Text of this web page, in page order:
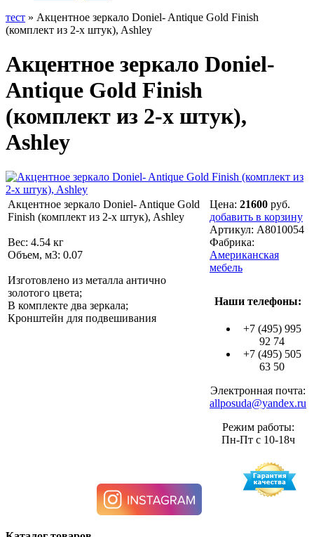
тест » Акцентное зеркало Doniel- Antique Gold Finish
(комплект из 2-х штук), Ashley
Акцентное зеркало Doniel-
Antique Gold Finish
(комплект из 2-х штук),
Ashley
Акцентное зеркало Doniel- Antique Gold
Finish (комплект из 2-х штук), Ashley
Вес: 4.54 кг
Объем, м3: 0.07
Изготовлено из металла антично
золотого цвета;
В комплекте два зеркала;
Кронштейн для подвешивания
Цена: 21600 руб.
добавить в корзину
Артикул: A8010054
Фабрика:
Американская
мебель
Наши телефоны:
+7 (495) 995
92 74
+7 (495) 505
63 50
Электронная почта:
allposuda@yandex.ru
Режим работы:
Пн-Пт с 10-18ч